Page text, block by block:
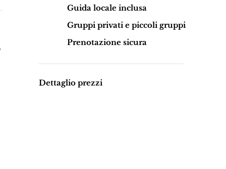
Guida locale inclusa
Gruppi privati e piccoli gruppi
Prenotazione sicura
Dettaglio prezzi